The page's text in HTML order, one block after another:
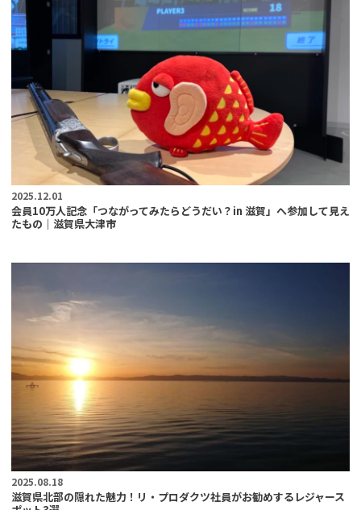
2025.12.01
会員10万人記念「つながってみたらどうだい？in 滋賀」へ参加して見え
たもの｜滋賀県大津市
2025.08.18
滋賀県北部の隠れた魅力！リ・プロダクツ社員がお勧めするレジャース